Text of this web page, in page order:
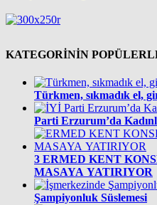
KATEGORİNİN
Türkmen, sıkmadık el,
Parti Erzurum’da
3 ERMED KENT
MASAYA YATIRIYOR
Şampiyonluk Süslemesi